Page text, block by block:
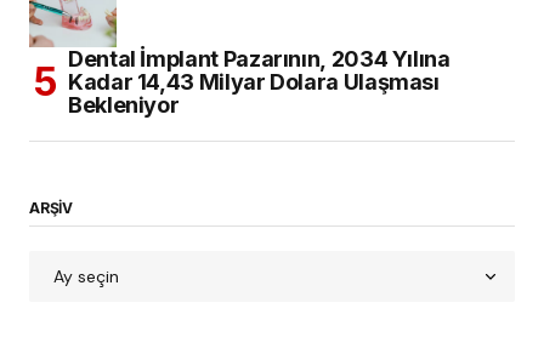
Dental İmplant Pazarının, 2034 Yılına
Kadar 14,43 Milyar Dolara Ulaşması
Bekleniyor
ARŞİV